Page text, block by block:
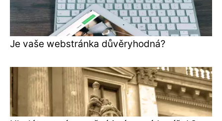
Je vaše webstránka důvěryhodná?